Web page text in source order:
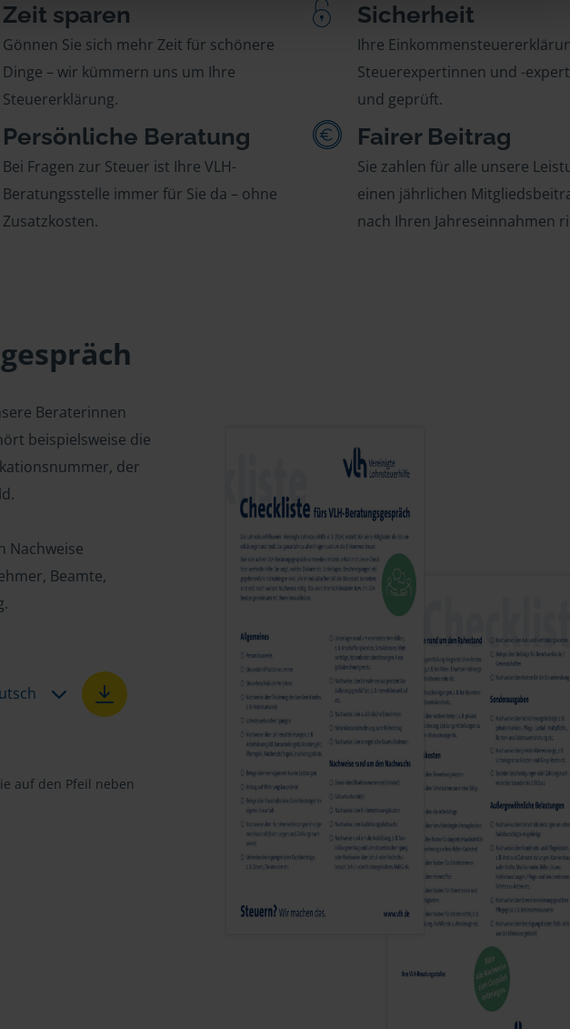
Zeit sparen
Gönnen Sie sich mehr Zeit für schönere
Dinge – wir kümmern uns um Ihre
Steuererklärung.
Sicherheit
Ihre
Steuerexpertinnen und -
und geprüft.
Persönliche Beratung
Bei Fragen zur Steuer ist Ihre VLH-
Beratungsstelle immer für Sie da – ohne
Zusatzkosten.
Fairer Beitrag
Sie zahlen für alle unsere
einen jährlichen
nach Ihren Jahreseinnahmen
Beraterinnen
beispielsweise die
der
Nachweise
Beamte,
auf den Pfeil neben